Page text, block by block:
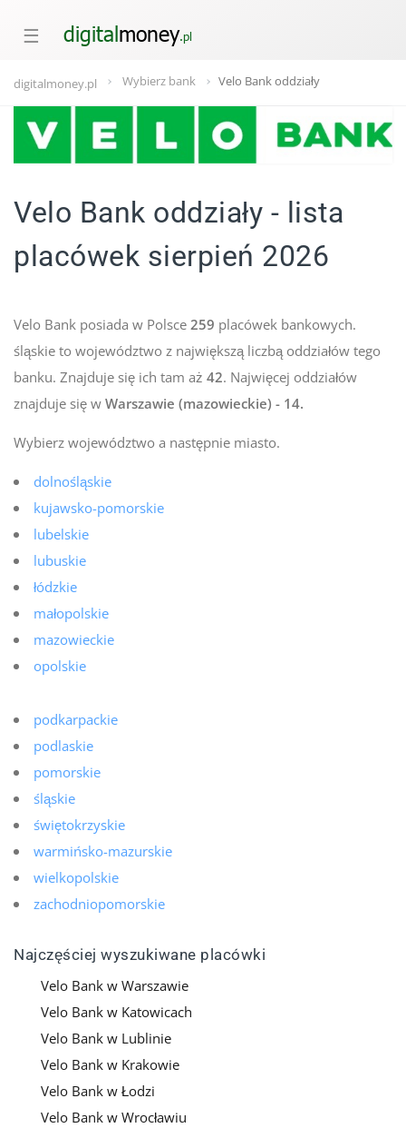
☰
digitalmoney.pl Wybierz bank Velo Bank oddziały
Velo Bank oddziały - lista
placówek sierpień 2026
Velo Bank posiada w Polsce259 placówek bankowych.
śląskie to województwo z największą liczbą oddziałów tego
banku. Znajduje się ich tam aż 42. Najwięcej oddziałów
znajduje się wWarszawie (mazowieckie) - 14.
Wybierz województwo a następnie miasto.
dolnośląskie
kujawsko-pomorskie
lubelskie
lubuskie
łódzkie
małopolskie
mazowieckie
opolskie
podkarpackie
podlaskie
pomorskie
śląskie
świętokrzyskie
warmińsko-mazurskie
wielkopolskie
zachodniopomorskie
Najczęściej wyszukiwane placówki
Velo Bank w Warszawie
Velo Bank w Katowicach
Velo Bank w Lublinie
Velo Bank w Krakowie
Velo Bank w Łodzi
Velo Bank w Wrocławiu